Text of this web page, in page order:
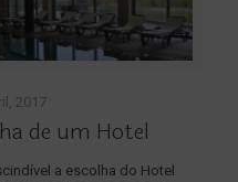
2017
de um Hotel
a escolha do Hotel